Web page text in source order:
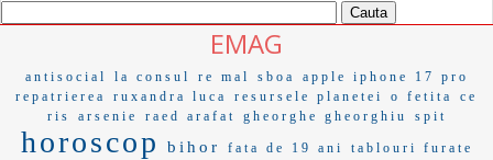
EMAG
antisocial la consul re mal sboa
apple iphone 17 pro
repatrierea
ruxandra luca resursele planetei o fetita
ce
ris
arsenie raed arafat gheorghe gheorghiu spit
horoscop bihor fata de 19 ani
tablouri furate